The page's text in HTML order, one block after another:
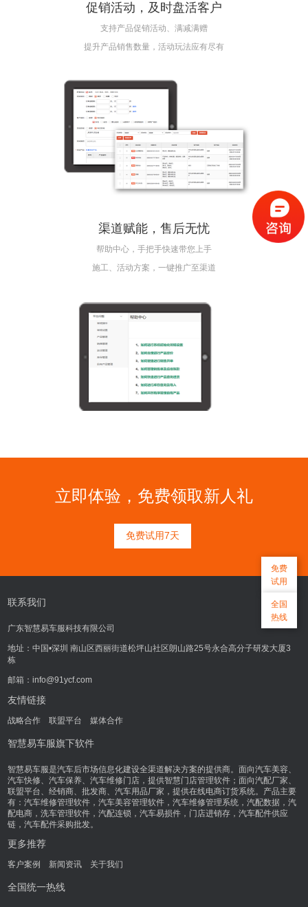
免费
试用
全国
热线
促销活动，及时盘活客户
支持产品促销活动、满减满赠
提升产品销售数量，活动玩法应有尽有
渠道赋能，售后无忧
帮助中心，手把手快速带您上手
施工、活动方案，一键推广至渠道
立即体验，免费领取新人礼
免费试用7天
联系我们
广东智慧易车服科技有限公司
地址：中国•深圳 南山区西丽街道松坪山社区朗山路25号永合高分子研发大厦3
栋
邮箱：info@91ycf.com
友情链接
战略合作 联盟平台 媒体合作
智慧易车服旗下软件
智慧易车服是汽车后市场信息化建设全渠道解决方案的提供商。面向汽车美容、
汽车快修、汽车保养、汽车维修门店，提供智慧门店管理软件；面向汽配厂家、
联盟平台、经销商、批发商、汽车用品厂家，提供在线电商订货系统。产品主要
有：汽车维修管理软件，汽车美容管理软件，汽车维修管理系统，汽配数据，汽
配电商，洗车管理软件，汽配连锁，汽车易损件，门店进销存，汽车配件供应
链，汽车配件采购批发。
更多推荐
客户案例 新闻资讯 关于我们
全国统一热线